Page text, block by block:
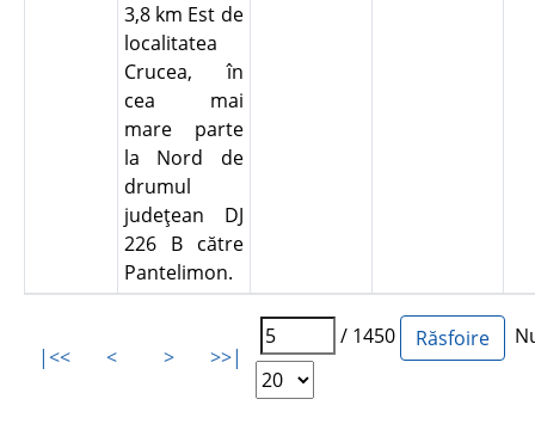
3,8 km Est de
localitatea
Crucea, în
cea mai
mare parte
la Nord de
drumul
judeţean DJ
226 B către
Pantelimon.
|<< < > >>|
/ 1450